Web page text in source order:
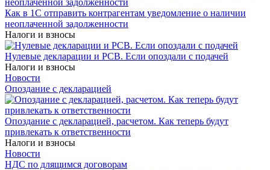
Как в 1С отправить контрагентам уведомление о наличии
неоплаченной задолженности
Налоги и взносы
Нулевые декларации и РСВ. Если опоздали с подачей
Налоги и взносы
Новости
Опоздание с декларацией
Опоздание с декларацией, расчетом. Как теперь будут
привлекать к ответственности
Налоги и взносы
Новости
НДС по длящимся договорам